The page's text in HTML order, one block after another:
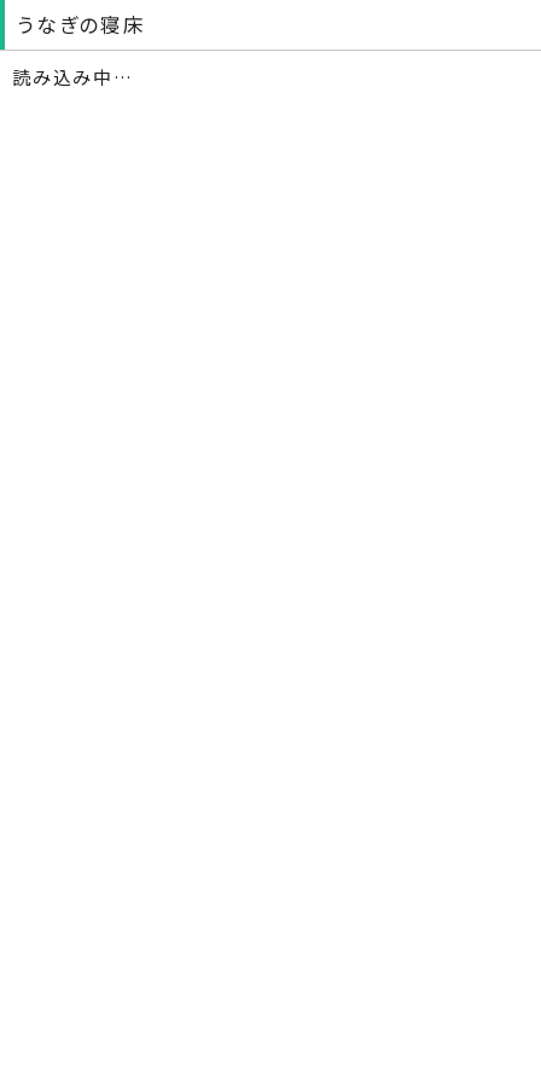
うなぎの寝床
読み込み中…